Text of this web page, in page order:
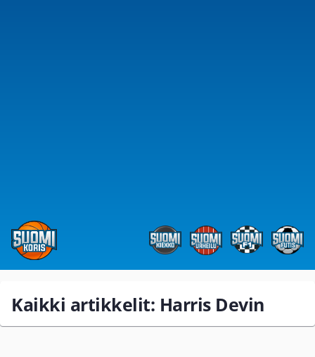
Kaikki artikkelit: Harris Devin